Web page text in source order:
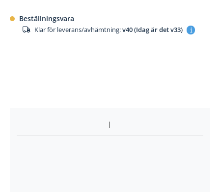
Beställningsvara
Klar för leverans/avhämtning:v40 (Idag är det v33)